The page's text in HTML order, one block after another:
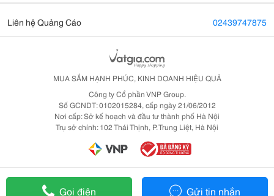
Gọi điện Gửi tin nhắn
Liên hệ Quảng Cáo 02439747875
MUA SẮM HẠNH PHÚC, KINH DOANH HIỆU QUẢ
Công ty Cổ phần VNP Group.
Số GCNDT: 0102015284, cấp ngày 21/06/2012
Nơi cấp: Sở kế hoạch và đầu tư thành phố Hà Nội
Trụ sở chính: 102 Thái Thịnh, P. Trung Liệt, Hà Nội